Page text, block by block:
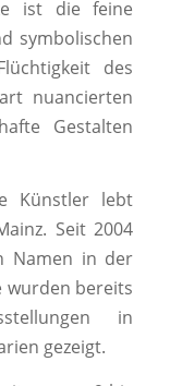
ist die feine
symbolischen
des
nuancierten
Gestalten
Künstler lebt
Seit 2004
Namen in der
wurden bereits
in
gezeigt.